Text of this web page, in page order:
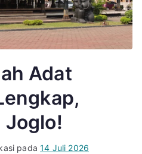
Adat
Joglo!
pada14 Juli 2026